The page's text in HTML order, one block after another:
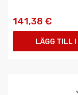
141,38 €
LÄGG TILL I